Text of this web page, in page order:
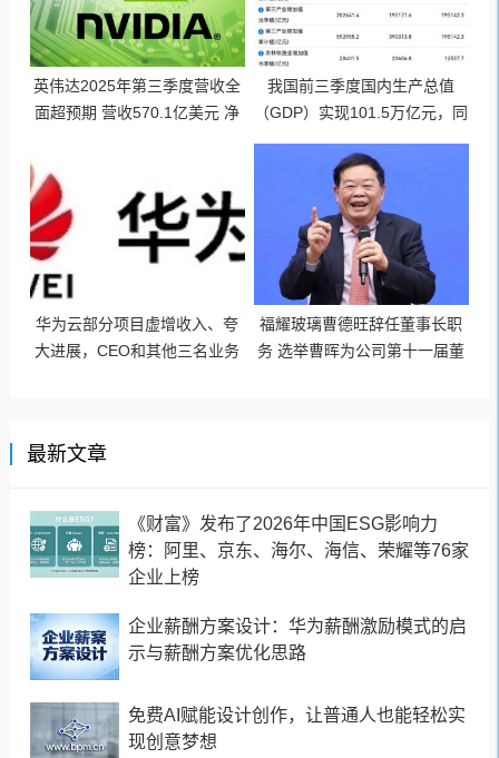
英伟达2025年第三季度营收全
面超预期 营收570.1亿美元 净
我国前三季度国内生产总值
（GDP）实现101.5万亿元，同
华为云部分项目虚增收入、夸
大进展，CEO和其他三名业务
福耀玻璃曹德旺辞任董事长职
务 选举曹晖为公司第十一届董
最新文章
《财富》发布了2026年中国ESG影响力
榜：阿里、京东、海尔、海信、荣耀等76家
企业上榜
企业薪酬方案设计：华为薪酬激励模式的启
示与薪酬方案优化思路
免费AI赋能设计创作，让普通人也能轻松实
现创意梦想